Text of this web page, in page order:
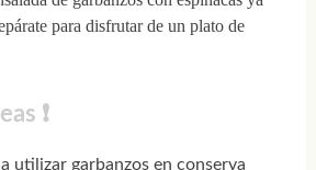
para disfrutar de un plato de
❗
utilizar garbanzos en conserva